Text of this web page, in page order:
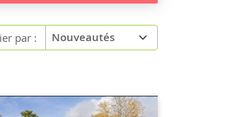
par :